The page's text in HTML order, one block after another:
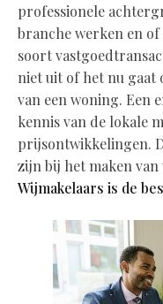
professionele
branche werken en
soort
niet uit of het nu gaat
van een woning. Een
kennis van de lokale
prijsontwikkelingen.
zijn bij het maken van
Wijmakelaars is de